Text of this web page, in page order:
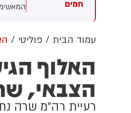
חמים
שונות מהתהפכות
סמוך לחוף הצפוני
רפואי בזירה
עולה
בטענה
ספרד
עמוד הבית פוליטי
האלוף
הצבאי,
רעיית רה״מ שרה